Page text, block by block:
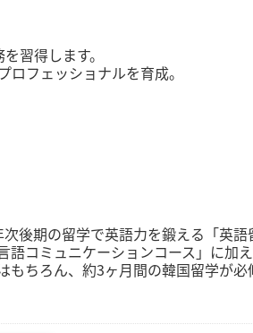
習得します。
フェッショナルを育成。
後期の留学で英語力を鍛える「英語
コミュニケーションコース」に加え
ちろん、約3ヶ月間の韓国留学が必